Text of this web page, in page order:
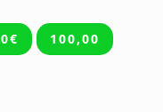
100,00